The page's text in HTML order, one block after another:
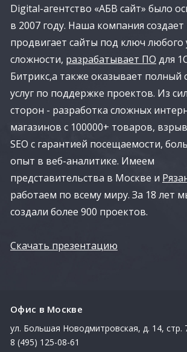
Digital-агентство «АБВ сайт» было
в 2007 году. Наша компания создает
продвигает сайты под ключ любого
сложности, разрабатывает ПО для
Битрикс,а также оказывает полный
услуг по поддержке проектов. Из
сторон - разработка сложных
магазинов с 100000+ товаров,
SEO с гарантией посещаемости,
опыт в веб-аналитике. Имеем
представительства в Москве и
работаем по всему миру. За 18 лет
создали более 900 проектов.
Скачать презентацию
Офис в Москве
ул. Большая Новодмитровская, д. 14, стр.
8 (495) 125-08-61